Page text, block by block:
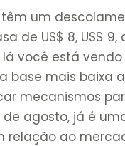
têm um
de US$ 8, US$
você está vendo
base mais baixa
mecanismos
de agosto, já é
relação ao